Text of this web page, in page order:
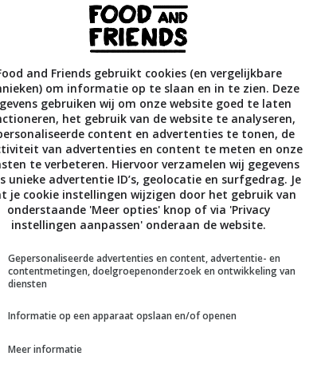
de rest van het harissa-mengsel en leg het op de
roer en schep om halverwege de baktijd.
de wortel en ui op de bakplaat en bak nog 10
op de groente en bak 15 minuten, tot gaar.
oven. Leg de vis en groente op een schaal en houd
over de bakplaat en giet hier de hete bouillon
af met folie. Laat 5 minuten staan.
couscous en meng de groente en citroensap er
met amandel en munt. Serveer met de vis, wat
yoghurt.
and Friends gebruikt cookies (en vergelijkbare
om informatie op te slaan en in te zien. Deze
gebruiken wij om onze website goed te laten
het gebruik van de website te analyseren,
content en advertenties te tonen, de
van advertenties en content te meten en onze
te verbeteren. Hiervoor verzamelen wij gegevens
unieke advertentie ID’s, geolocatie en surfgedrag. Je
je cookie instellingen wijzigen door het gebruik van
onderstaande 'Meer opties' knop of via 'Privacy
instellingen aanpassen' onderaan de website.
Gepersonaliseerde advertenties en content, advertentie- en
contentmetingen, doelgroepenonderzoek en ontwikkeling van
diensten
Informatie op een apparaat opslaan en/of openen
Meer informatie